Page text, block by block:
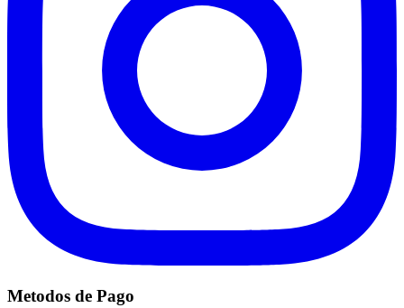
Metodos de Pago